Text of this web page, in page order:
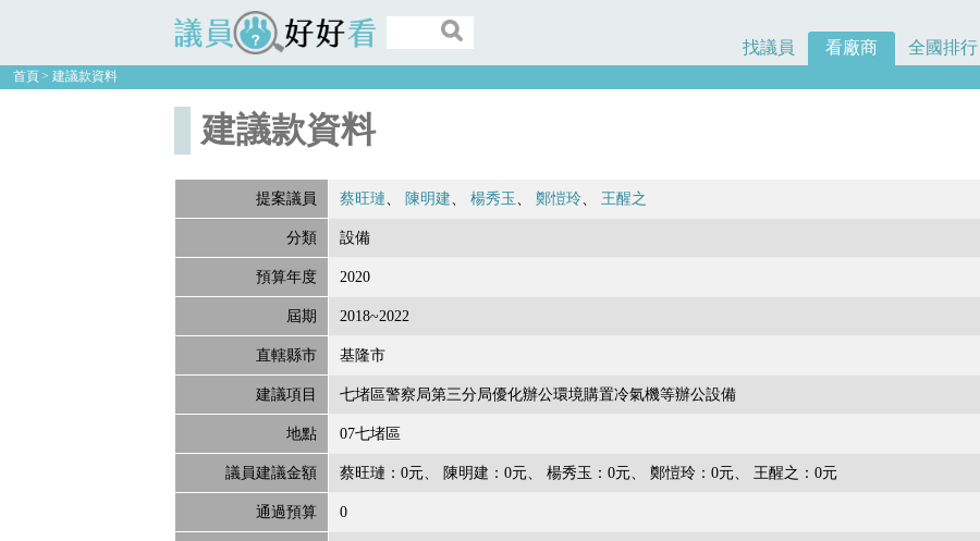
議員好好看
找議員 看廠商 全國排行
首頁 建議款資料
建議款資料
提案議員 蔡旺璉 陳明建 楊秀玉 鄭愷玲 王醒之
分類 設備
預算年度 2020
屆期 2018~2022
直轄縣市 基隆市
建議項目 七堵區警察局第三分局優化辦公環境購置冷氣機等辦公設備
地點 07七堵區
議員建議金額 蔡旺璉：0元 陳明建：0元 楊秀玉：0元 鄭愷玲：0元 王醒之：0元
通過預算 0